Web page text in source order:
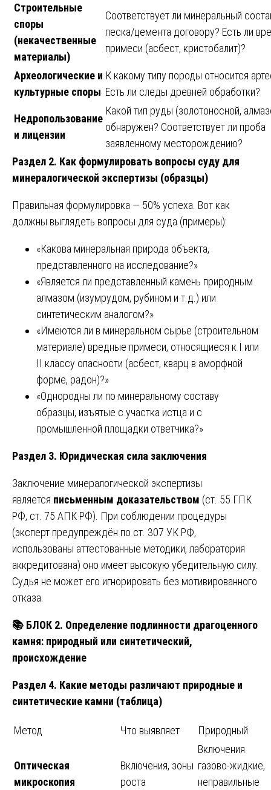
Строительные
споры
(некачественные
материалы)
Соответствует ли минеральный
песка/цемента договору? Есть ли
примеси (асбест, кристобалит)?
Археологические и
культурные споры
К какому типу породы относится
Есть ли следы древней обработки?
Недропользование
и лицензии
Какой тип руды (золотоносной,
обнаружен? Соответствует ли проба
заявленному месторождению?
Раздел 2. Как формулировать вопросы суду для
минералогической экспертизы (образцы)
Правильная формулировка — 50% успеха. Вот как
должны выглядеть вопросы для суда (примеры):
«Какова минеральная природа объекта,
представленного на исследование?»
«Является ли представленный камень природным
алмазом (изумрудом, рубином и т.д.) или
синтетическим аналогом?»
«Имеются ли в минеральном сырье (строительном
материале) вредные примеси, относящиеся к I или
II классу опасности (асбест, кварц в аморфной
форме, радон)?»
«Однородны ли по минеральному составу
образцы, изъятые с участка истца и с
промышленной площадки ответчика?»
Раздел 3. Юридическая сила заключения
Заключение минералогической экспертизы
является письменным доказательством (ст. 55 ГПК
РФ, ст. 75 АПК РФ). При соблюдении процедуры
(эксперт предупреждён по ст. 307 УК РФ,
использованы аттестованные методики, лаборатория
аккредитована) оно имеет высокую убедительную силу.
Судья не может его игнорировать без мотивированного
отказа.
📚 БЛОК 2. Определение подлинности драгоценного
камня: природный или синтетический,
происхождение
Раздел 4. Какие методы различают природные и
синтетические камни (таблица)
Метод Что выявляет Природный
Оптическая
микроскопия
Включения, зоны
роста
Включения
газово-жидкие,
неправильные